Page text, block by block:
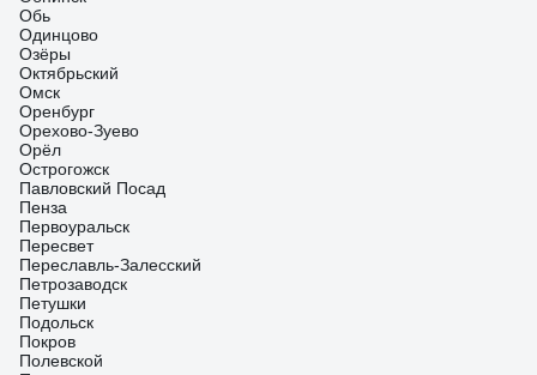
Обь
Одинцово
Озёры
Октябрьский
Омск
Оренбург
Орехово-Зуево
Орёл
Острогожск
Павловский Посад
Пенза
Первоуральск
Пересвет
Переславль-Залесский
Петрозаводск
Петушки
Подольск
Покров
Полевской